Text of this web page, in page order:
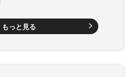
もっと見る